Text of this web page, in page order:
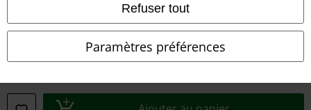
Refuser tout
Paramètres préférences
Informations sur l'accessibilité